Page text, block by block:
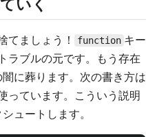
いく
てましょう！ function キー
ラブルの元です。もう存在
に葬ります。次の書き方は
っています。こういう説明
ュートします。